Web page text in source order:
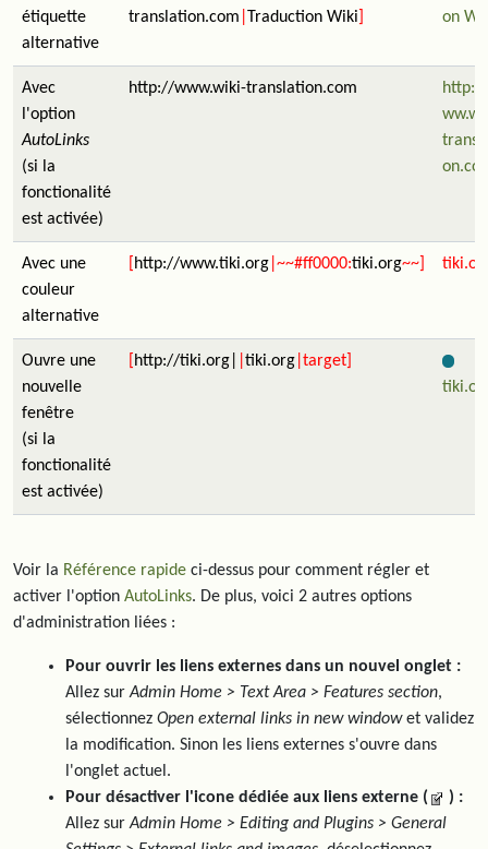
étiquette
alternative
translation.com Traduction Wiki on
Avec
l'option
AutoLinks
(si la
fonctionalité
est activée)
http://www.wiki-translation.com
Avec une
couleur
alternative
http://www.tiki.org |~~#ff0000:tiki.org~~]
Ouvre une
nouvelle
fenêtre
(si la
fonctionalité
est activée)
http://tiki.org| tiki.org |target]
Voir la Référence rapide ci-dessus pour comment régler et
activer l'option AutoLinks. De plus, voici 2 autres options
d'administration liées :
Pour ouvrir les liens externes dans un nouvel onglet :
Allez surAdmin Home > Text Area > Features section,
sélectionnez Open external links in new windowet validez
la modification. Sinon les liens externes s'ouvre dans
l'onglet actuel.
Pour désactiver l'icone dédiée aux liens externe (
) :
Allez surAdmin Home > Editing and Plugins > General